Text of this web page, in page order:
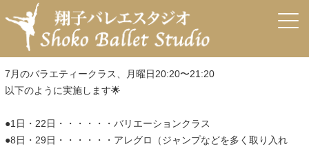
佐々木バレエ発表会
7月バラエティークラス
7月のバラエティークラス、月曜日20:20〜21:20
以下のように実施します🌟
●1日・22日・・・・・・バリエーションクラス
●8日・29日・・・・・・アレグロ（ジャンプなどを多く取り入れ